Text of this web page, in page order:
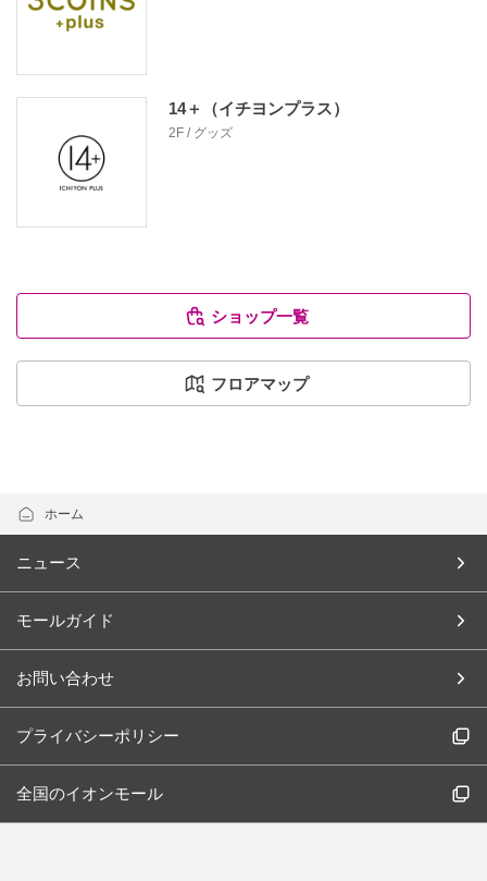
14＋（イチヨンプラス）
2F / グッズ
ショップ一覧
フロアマップ
ホーム
ニュース
モールガイド
お問い合わせ
プライバシーポリシー
全国のイオンモール